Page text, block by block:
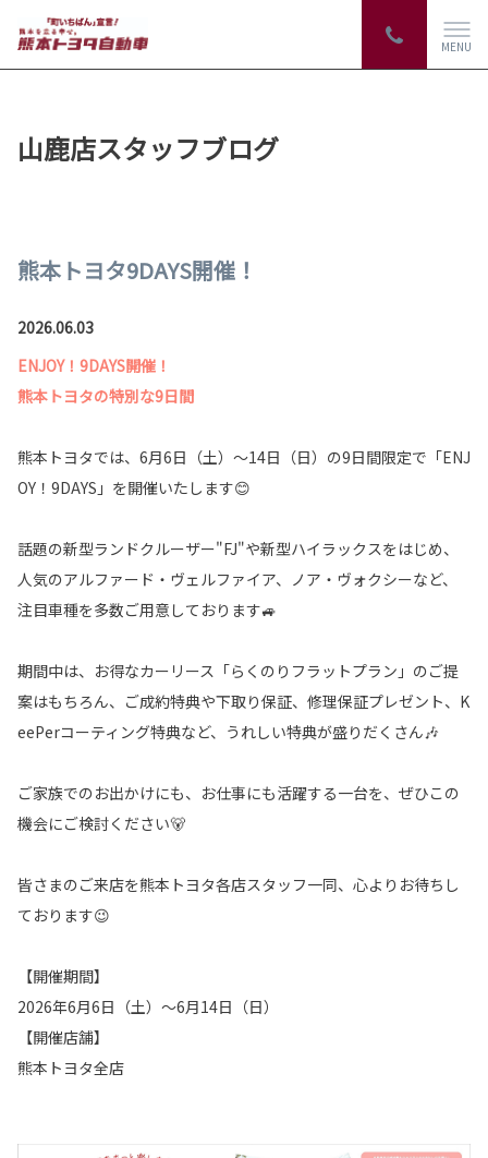
MENU
山鹿店スタッフブログ
熊本トヨタ9DAYS開催！
2026.06.03
ENJOY！9DAYS開催！
熊本トヨタの特別な9日間
熊本トヨタでは、6月6日（土）～14日（日）の9日間限定で「ENJ
OY！9DAYS」を開催いたします😊
話題の新型ランドクルーザー"FJ"や新型ハイラックスをはじめ、
人気のアルファード・ヴェルファイア、ノア・ヴォクシーなど、
注目車種を多数ご用意しております🚙
期間中は、お得なカーリース「らくのりフラットプラン」のご提
案はもちろん、ご成約特典や下取り保証、修理保証プレゼント、K
eePerコーティング特典など、うれしい特典が盛りだくさん🎶
ご家族でのお出かけにも、お仕事にも活躍する一台を、ぜひこの
機会にご検討ください🐻
皆さまのご来店を熊本トヨタ各店スタッフ一同、心よりお待ちし
ております😉
【開催期間】
2026年6月6日（土）～6月14日（日）
【開催店舗】
熊本トヨタ全店